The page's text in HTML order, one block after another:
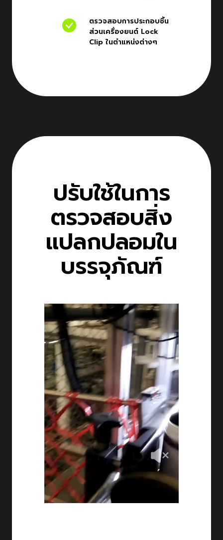
ตรวจสอบการประกอบชิ้น
ส่วนเครื่องยนต์ Lock
Clip ในตำแหน่งต่างๆ
ปรับใช้ในการ
ตรวจสอบสิ่ง
แปลกปลอมใน
บรรจุภัณฑ์